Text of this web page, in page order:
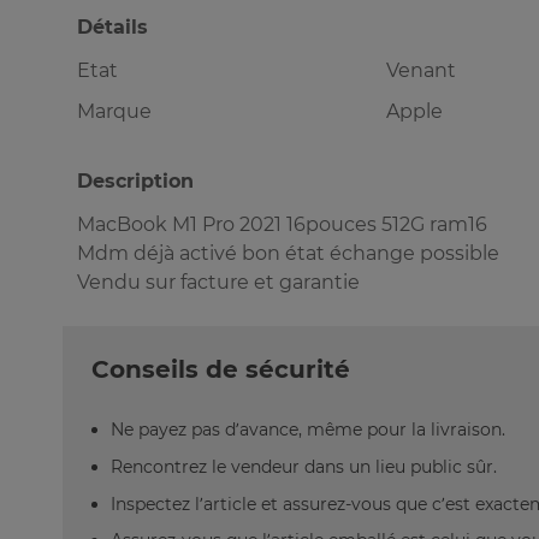
Détails
Etat
Venant
Marque
Apple
Description
MacBook M1 Pro 2021 16pouces 512G ram16
Mdm déjà activé bon état échange possible
Vendu sur facture et garantie
Conseils de sécurité
Ne payez pas d’avance, même pour la livraison.
Rencontrez le vendeur dans un lieu public sûr.
Inspectez l’article et assurez-vous que c’est